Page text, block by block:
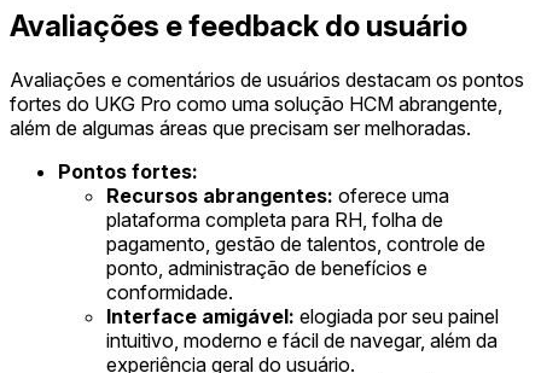
Avaliações e feedback do usuário
Avaliações e comentários de usuários destacam os pontos
fortes do UKG Pro como uma solução HCM abrangente,
além de algumas áreas que precisam ser melhoradas.
Pontos fortes:
Recursos abrangentes: oferece uma
plataforma completa para RH, folha de
pagamento, gestão de talentos, controle de
ponto, administração de benefícios e
conformidade.
Interface amigável: elogiada por seu painel
intuitivo, moderno e fácil de navegar, além da
experiência geral do usuário.